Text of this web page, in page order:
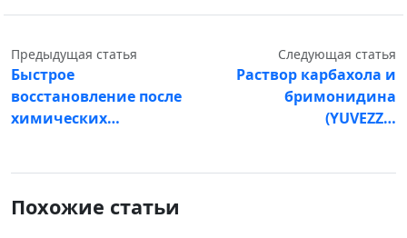
Предыдущая статья
Быстрое
восстановление после
химических…
Следующая статья
Раствор карбахола и
бримонидина
(YUVEZZ…
Похожие статьи